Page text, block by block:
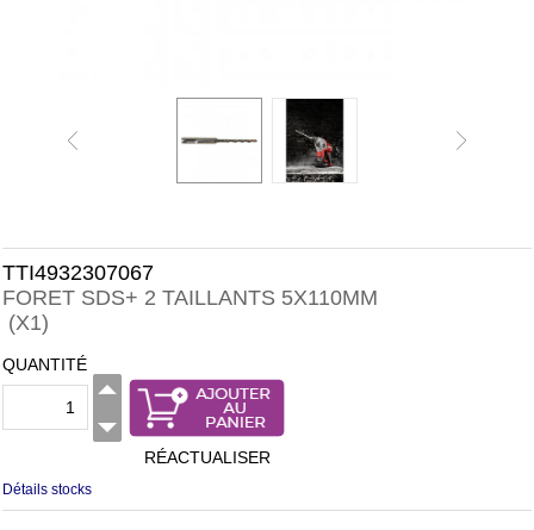
TTI4932307067
FORET SDS+ 2 TAILLANTS 5X110MM
(X1)
QUANTITÉ
RÉACTUALISER
Détails stocks